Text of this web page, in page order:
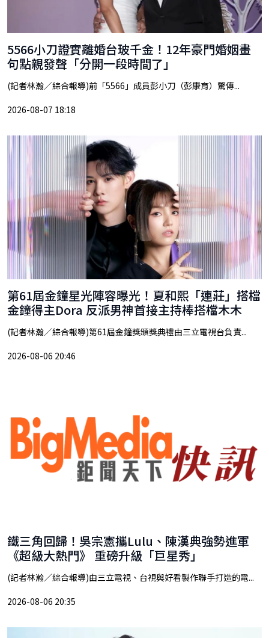
5566小刀證實離婚台玻千金！12年豪門婚姻畫
句點親發聲「分開一段時間了」
(記者林瀚／綜合報導)前「5566」成員彭小刀（彭康育）驚傳...
2026-08-07 18:18
第61屆金鐘星光陣容曝光！夏和熙「連莊」搭檔
金鐘得主Dora 反派男神首接主持棒搭檔木木
(記者林瀚／綜合報導)第61屆金鐘獎頒獎典禮由三立電視台負責...
2026-08-06 20:46
鐵三角回歸！吳宗憲攜Lulu、陳漢典強勢進軍
《超級大熱門》 重磅升級「巨星秀」
(記者林瀚／綜合報導)由三立電視、台視與好看製作聯手打造的電...
2026-08-06 20:35